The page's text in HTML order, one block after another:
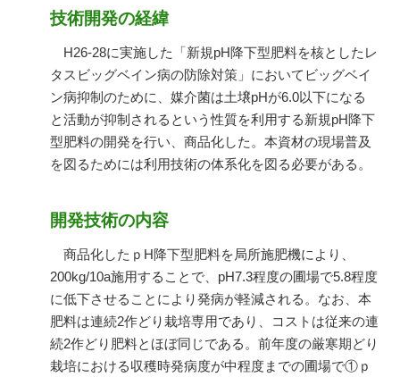
技術開発の経緯
H26-28に実施した「新規pH降下型肥料を核としたレ
タスビッグベイン病の防除対策」においてビッグベイ
ン病抑制のために、媒介菌は土壌pHが6.0以下になる
と活動が抑制されるという性質を利用する新規pH降下
型肥料の開発を行い、商品化した。本資材の現場普及
を図るためには利用技術の体系化を図る必要がある。
開発技術の内容
商品化したｐH降下型肥料を局所施肥機により、
200kg/10a施用することで、pH7.3程度の圃場で5.8程度
に低下させることにより発病が軽減される。なお、本
肥料は連続2作どり栽培専用であり、コストは従来の連
続2作どり肥料とほぼ同じである。前年度の厳寒期どり
栽培における収穫時発病度が中程度までの圃場で①ｐ